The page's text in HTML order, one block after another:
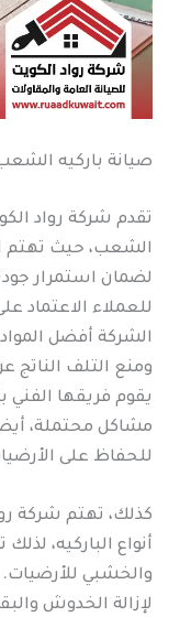
صيانة باركيه
تقدم شركة رواد
الشعب، حيث تهتم
لضمان استمرار
للعملاء الاعتماد
الشركة أفضل المواد
ومنع التلف الناتج
يقوم فريقها
مشاكل محتملة،
للحفاظ على
كذلك، تهتم شركة
أنواع الباركيه،
والخشبي
لإزالة الخدوش